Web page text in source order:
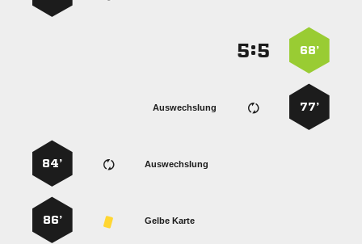
68’
:
77’
Auswechslung
Auswechslung
84’
Gelbe Karte
86’